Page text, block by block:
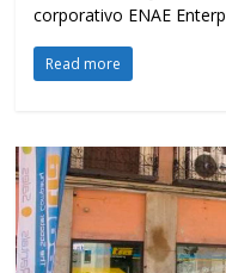
corporativo ENAE
Read more